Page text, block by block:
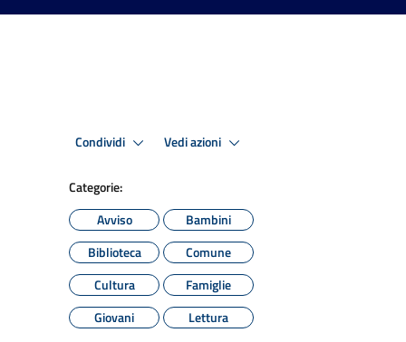
Condividi Vedi azioni
Categorie:
Avviso
Bambini
Biblioteca
Comune
Cultura
Famiglie
Giovani
Lettura